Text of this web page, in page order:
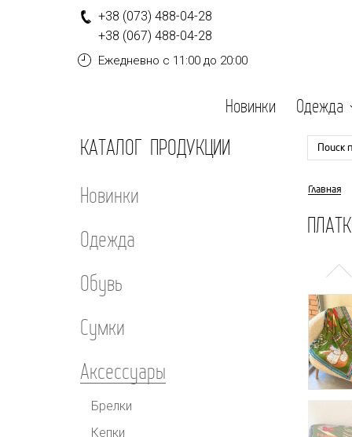
+38 (073) 488-04-28
+38 (067) 488-04-28
Ежедневно с 11:00 до 20:00
Новинки Одежда
КАТАЛОГ ПРОДУКЦИИ
Новинки
Одежда
Обувь
Сумки
Аксессуары
Брелки
Кепки
Поиск
Главная